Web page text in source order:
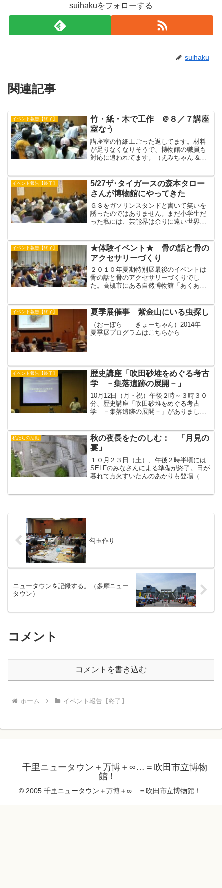
suihakuをフォローする
suihaku
関連記事
イベント報告【終了】
竹・紙・木で工作 ＠８／７講座
室なう
講座室の竹細工ごった返してます。材料
が足りなくなりそうで、博物館の職員も
対応に追われてます。（えみちゃん &
イベント報告【終了】
5/27ザ･タイガースの森本タロー
さんが博物館にやってきた
ＧＳをガソリンスタンドと書いて笑いを
誘ったのではありません。まだ小学生だ
った私には、芸能界は余りに遠い世界だ
ほどＧＳは偉大だったのですね。その証
拠に、今日は千里ニュータ...
イベント報告【終了】
★体験イベント★ 骨の話と骨の
アクセサリーづくり
２０１０年夏期特別展最後のイベントは
骨の話と骨のアクセサリーづくりでし
た。高槻市にある自然博物館「あくあぴ
ツノって骨なの？、カメの甲羅(こうら)は
骨なの？など、受講した...
イベント報告【終了】 夏季展催事 紫金山にいる虫探し
（おーぼら きょーちゃん）2014年
夏季展プログラムはこちらから
イベント報告【終了】
歴史講座「吹田砂堆をめぐる考古
学 －集落遺跡の展開－」
10月12日（月・祝）午後２時～３時３０
分、歴史講座「吹田砂堆をめぐる考古
学 －集落遺跡の展開－」がありまし
ある遺跡について話がありました。（き
ょうちゃん）
私たちの活動
秋の夜長をたのしむ： 「月見の
宴」
１０月２３日（土）、午後２時半頃には
SELFのみなさんによる準備が終了。日が
暮れて点火すいたんのあかりも登場（人
勾玉作り
ニュータウンを記録する。（多摩ニュー
タウン）
コメント
コメントを書き込む
ホーム イベント報告【終了】
千里ニュータウン＋万博＋∞…＝吹田市立博物
館！
© 2005 千里ニュータウン＋万博＋∞…＝吹田市立博物館！.